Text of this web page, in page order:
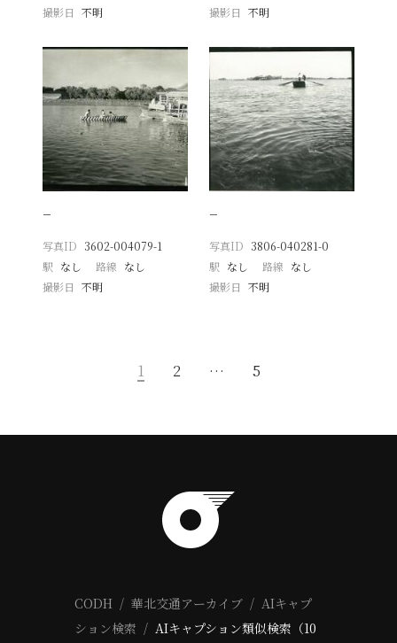
撮影日
不明
撮影日 不明
−
写真ID 3602-004079-1
駅 なし 路線 なし
撮影日
不明
−
写真ID 3806-040281-0
駅 なし 路線 なし
撮影日 不明
1 2 … 5
CODH 華北交通アーカイブ
AIキャプ
ション検索
AIキャプション類似検索（10